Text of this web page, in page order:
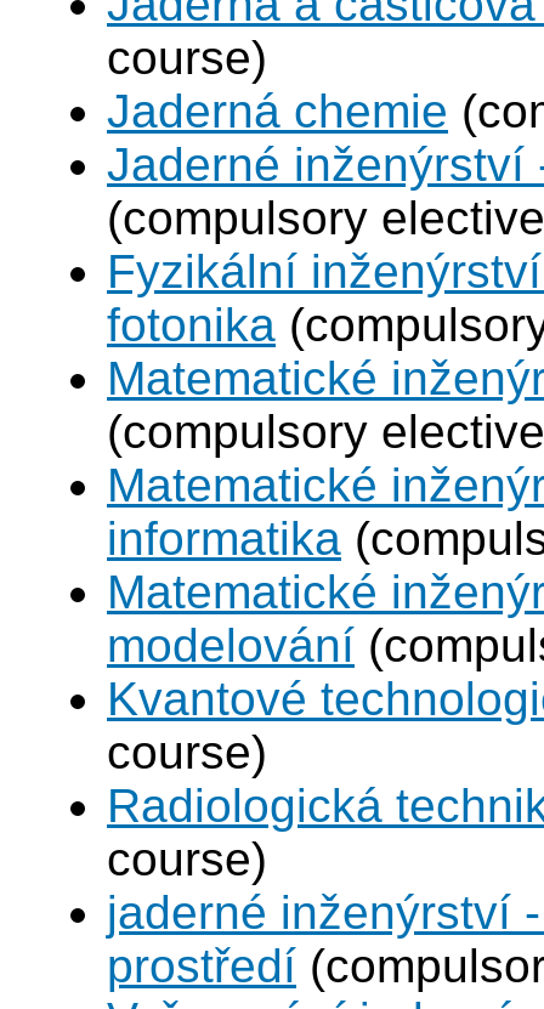
course)
Jaderná chemie
Jaderné inženýrství
(compulsory
Fyzikální
fotonika
Matematické
(compulsory
Matematické
informatika
Matematické
modelování
Kvantové
course)
Radiologická
course)
jaderné inženýrství
prostředí